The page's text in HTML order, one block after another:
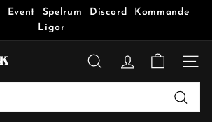
Event Spelrum Discord
Kommande
Ligor
SÖK
Sök